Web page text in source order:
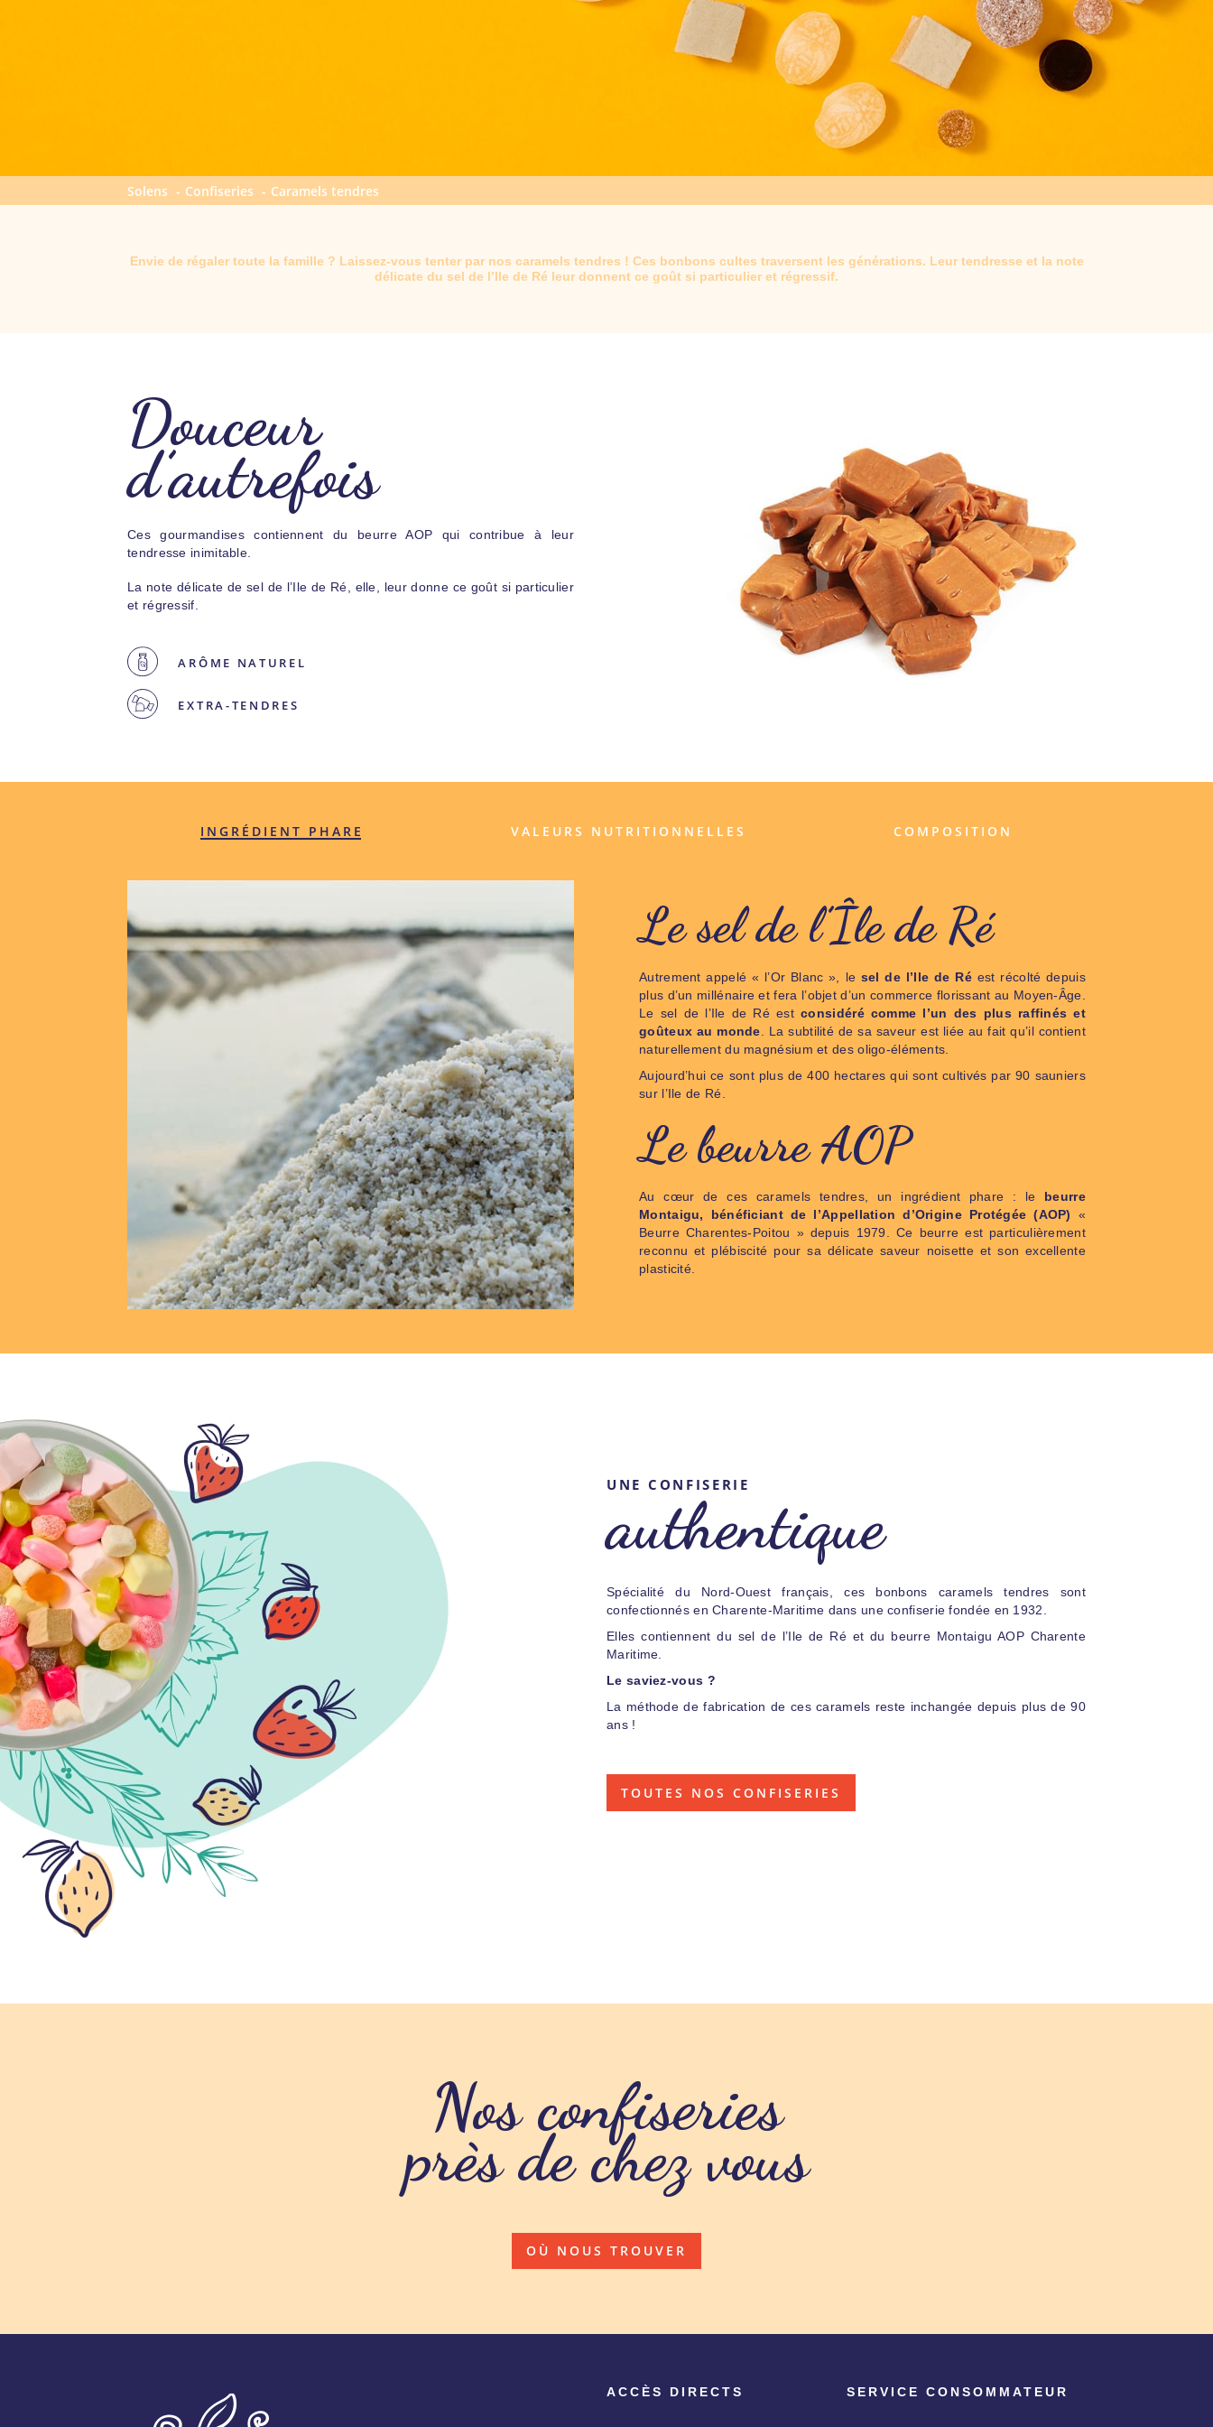
Solens Confiseries Caramels tendres
Envie de régaler toute la famille ? Laissez-vous tenter par nos caramels tendres ! Ces bonbons cultes traversent les générations. Leur tendresse et la note
délicate du sel de l’Ile de Ré leur donnent ce goût si particulier et régressif.
Douceur
d’autrefois
Ces gourmandises contiennent du beurre AOP qui contribue à leur
tendresse inimitable.
La note délicate de sel de l’Ile de Ré, elle, leur donne ce goût si particulier
et régressif.
ARÔME NATUREL
EXTRA-TENDRES
INGRÉDIENT PHARE VALEURS NUTRITIONNELLES COMPOSITION
Le sel de l’Île de Ré
Autrement appelé « l’Or Blanc », le sel de l’Ile de Réest récolté depuis
plus d’un millénaire et fera l’objet d’un commerce florissant au Moyen-Âge.
Le sel de l’Ile de Ré estconsidéré comme l’un des plus raffinés et
goûteux au monde . La subtilité de sa saveur est liée au fait qu’il contient
naturellement du magnésium et des oligo-éléments.
Aujourd’hui ce sont plus de 400 hectares qui sont cultivés par 90 sauniers
sur l’Ile de Ré.
Le beurre AOP
Au cœur de ces caramels tendres, un ingrédient phare : le beurre
Montaigu, bénéficiant de l’Appellation d’Origine Protégée (AOP)
«
Beurre Charentes-Poitou » depuis 1979. Ce beurre est particulièrement
reconnu et plébiscité pour sa délicate saveur noisette et son excellente
plasticité.
UNE CONFISERIE
authentique
Spécialité du Nord-Ouest français, ces bonbons caramels tendres sont
confectionnés en Charente-Maritime dans une confiserie fondée en 1932.
Elles contiennent du sel de l’Ile de Ré et du beurre Montaigu AOP Charente
Maritime.
Le saviez-vous ?
La méthode de fabrication de ces caramels reste inchangée depuis plus de 90
ans !
TOUTES NOS CONFISERIES
Nos confiseries
près de chez vous
OÙ NOUS TROUVER
ACCÈS DIRECTS SERVICE CONSOMMATEUR